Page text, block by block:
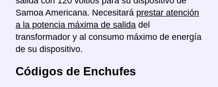
Samoa Americana. Necesitará prestar atención
a la potencia máxima de salida del
transformador y al consumo máximo de energía
de su dispositivo.
Códigos de Enchufes